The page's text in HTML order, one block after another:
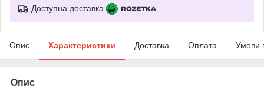
Доступна доставка
Опис Характеристики Доставка Оплата Умови
Опис